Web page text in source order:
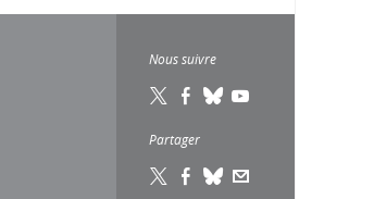
Nous suivre
Partager